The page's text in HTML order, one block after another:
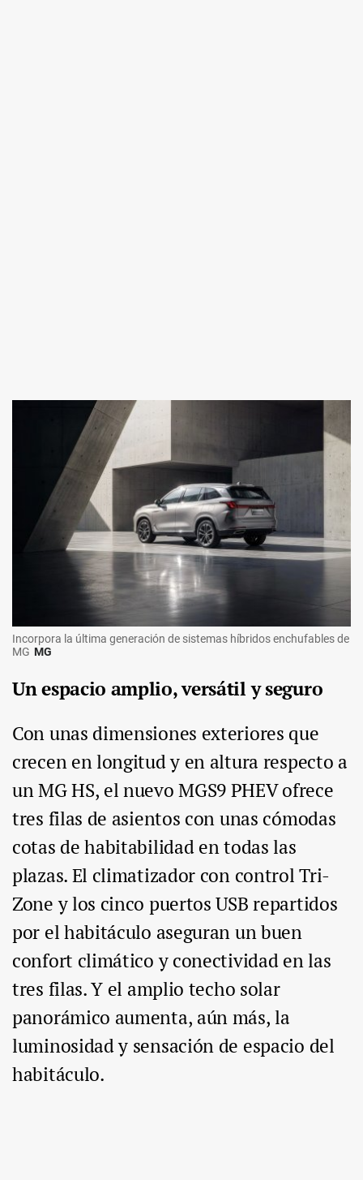
Incorpora la última generación de sistemas híbridos enchufables de
MG MG
Un espacio amplio, versátil y seguro
Con unas dimensiones exteriores que
crecen en longitud y en altura respecto a
un MG HS, el nuevo MGS9 PHEV ofrece
tres filas de asientos con unas cómodas
cotas de habitabilidad en todas las
plazas. El climatizador con control Tri-
Zone y los cinco puertos USB repartidos
por el habitáculo aseguran un buen
confort climático y conectividad en las
tres filas. Y el amplio techo solar
panorámico aumenta, aún más, la
luminosidad y sensación de espacio del
habitáculo.